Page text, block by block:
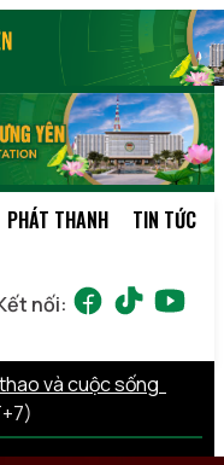
PHÁT THANH TIN TỨC
nối:
và cuộc sống